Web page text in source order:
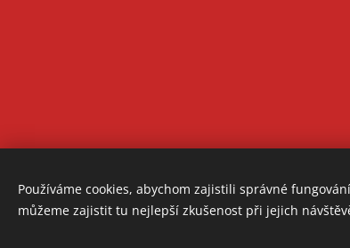
Používáme cookies, abychom zajistili správné
můžeme zajistit tu nejlepší zkušenost při jejich